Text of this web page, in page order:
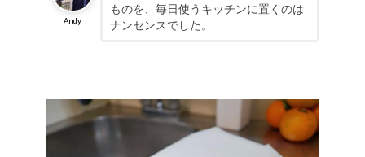
Andy
ものを、毎日使うキッチンに置くのは
ナンセンスでした。